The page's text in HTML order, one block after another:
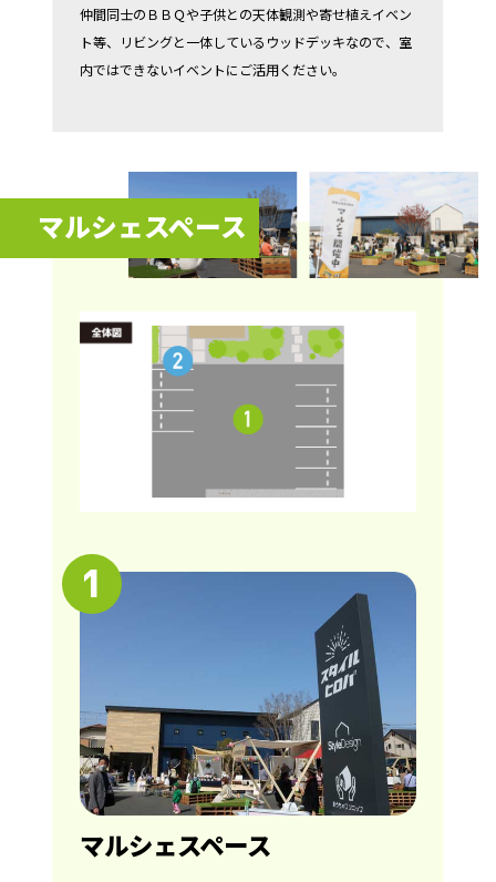
仲間同士のＢＢＱや子供との天体観測や寄せ植えイベン
ト等、リビングと一体しているウッドデッキなので、室
内ではできないイベントにご活用ください。
マルシェスペース
1
マルシェスペース